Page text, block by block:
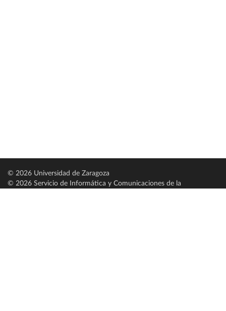
© 2026 Universidad de Zaragoza
© 2026 Servicio de Informática y Comunicaciones de la